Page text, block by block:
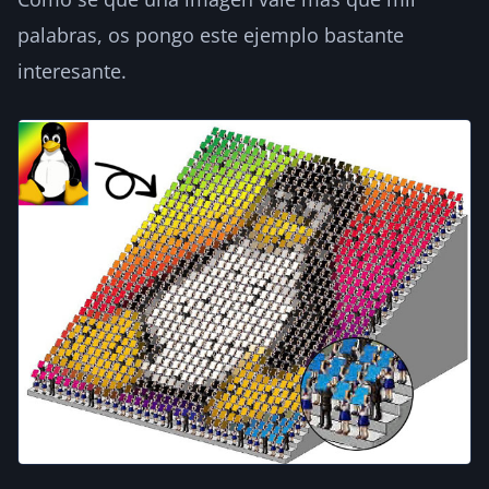
palabras, os pongo este ejemplo bastante
interesante.